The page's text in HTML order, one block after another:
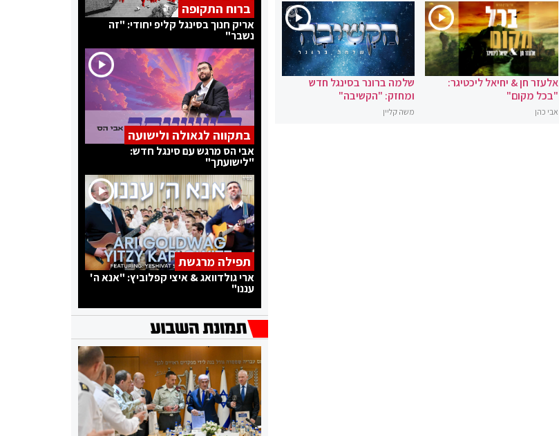
אלעזר חן & יחיאל ליכטיגר:
"בכל מקום"
אבי כהן
שלמה ברונר בסינגל חדש
ומחזק: "הקשיבה"
משה קליין
ברוח התקופה
אריק חנוך בסינגל קליפ יחודי: "זה
נשבר"
בתקווה לגאולה ולישועה
אבי הס מרגש עם סינגל חדש:
"לישועתך"
תפילה מרגשת
ארי גולדוואג & איצי קפלוביץ: "אנא ה'
עננו"